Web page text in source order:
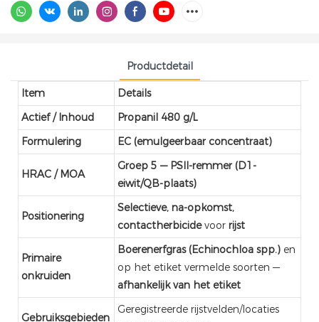
Productdetail
Item
Details
Actief / Inhoud
Propanil 480 g/L
Formulering
EC (emulgeerbaar concentraat)
HRAC / MOA
Groep 5 — PSII-remmer (D1-
eiwit/QB-plaats)
Positionering
Selectieve, na-opkomst,
contactherbicidevoor rijst
Primaire
onkruiden
Boerenerfgras (Echinochloa spp.) en
op het etiket vermelde soorten —
afhankelijk van het etiket
Gebruiksgebieden
Geregistreerde rijstvelden/locaties